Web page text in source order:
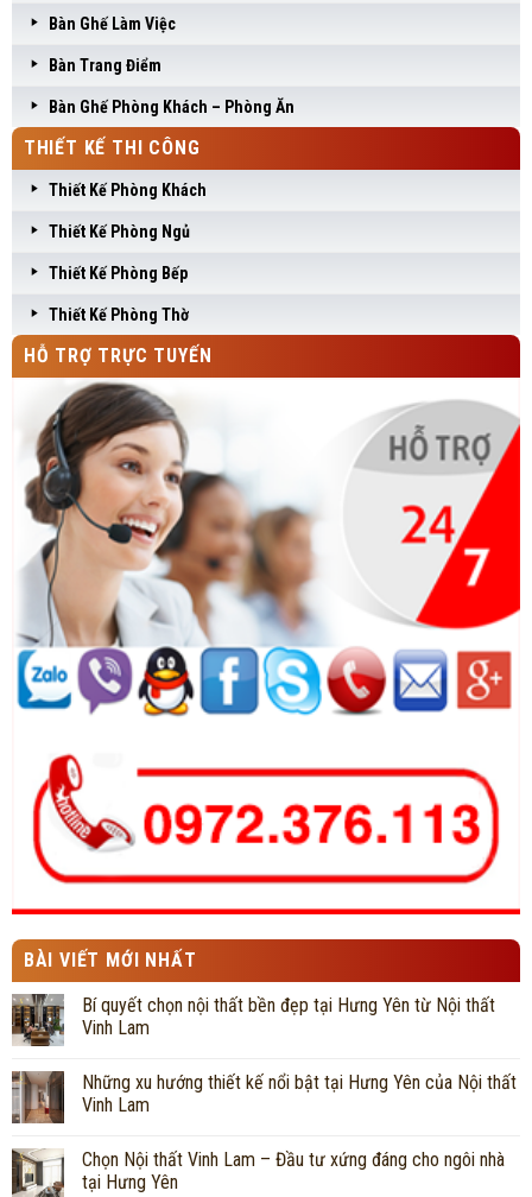
Bàn Ghế Làm Việc
Bàn Trang Điểm
Bàn Ghế Phòng Khách – Phòng Ăn
THIẾT KẾ THI CÔNG
Thiết Kế Phòng Khách
Thiết Kế Phòng Ngủ
Thiết Kế Phòng Bếp
Thiết Kế Phòng Thờ
HỖ TRỢ TRỰC TUYẾN
BÀI VIẾT MỚI NHẤT
Bí quyết chọn nội thất bền đẹp tại Hưng Yên từ Nội thất
Vinh Lam
Những xu hướng thiết kế nổi bật tại Hưng Yên của Nội thất
Vinh Lam
Chọn Nội thất Vinh Lam – Đầu tư xứng đáng cho ngôi nhà
tại Hưng Yên